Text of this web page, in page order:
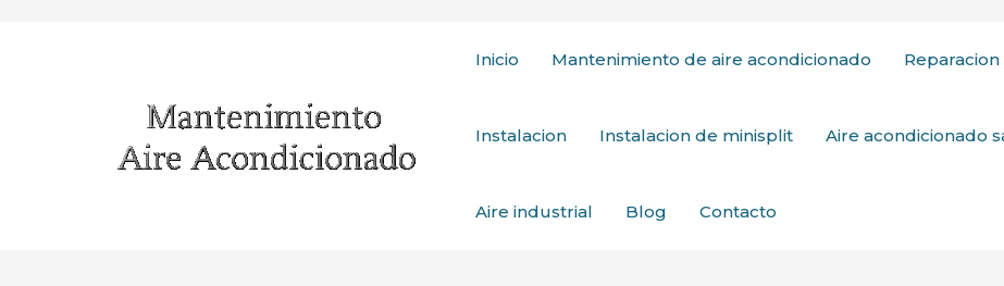
Inicio Mantenimiento de aire acondicionado Reparacion
Instalacion Instalacion de minisplit Aire acondicionado
Aire industrial Blog Contacto